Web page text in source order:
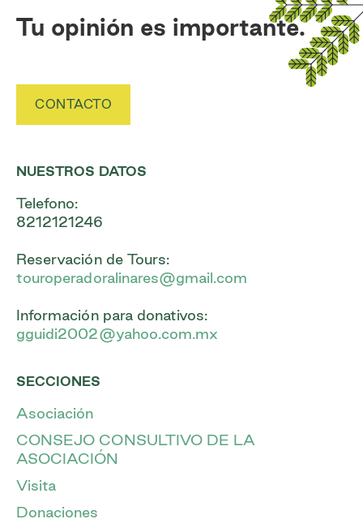
Tu opinión es importante.
CONTACTO
NUESTROS DATOS
Telefono:
8212121246
Reservación de Tours:
touroperadoralinares@gmail.com
Información para donativos:
gguidi2002@yahoo.com.mx
SECCIONES
Asociación
CONSEJO CONSULTIVO DE LA
ASOCIACIÓN
Visita
Donaciones